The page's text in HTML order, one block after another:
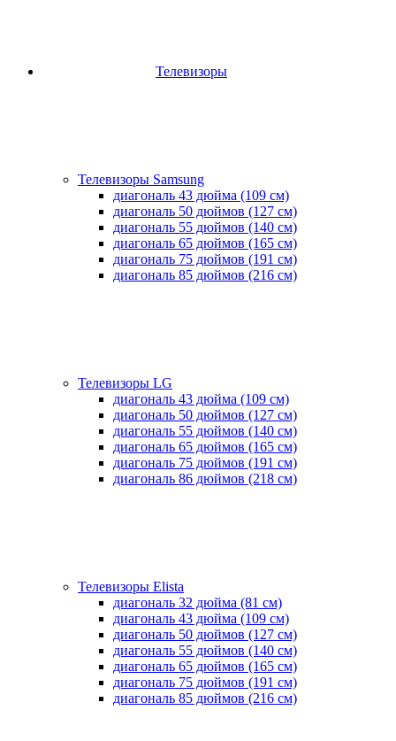
Телевизоры
Телевизоры Samsung
диагональ 43 дюйма (109 см)
диагональ 50 дюймов (127 см)
диагональ 55 дюймов (140 cм)
диагональ 65 дюймов (165 cм)
диагональ 75 дюймов (191 см)
диагональ 85 дюймов (216 см)
Телевизоры LG
диагональ 43 дюйма (109 см)
диагональ 50 дюймов (127 см)
диагональ 55 дюймов (140 cм)
диагональ 65 дюймов (165 cм)
диагональ 75 дюймов (191 см)
диагональ 86 дюймов (218 см)
Телевизоры Elista
диагональ 32 дюйма (81 см)
диагональ 43 дюйма (109 см)
диагональ 50 дюймов (127 см)
диагональ 55 дюймов (140 cм)
диагональ 65 дюймов (165 cм)
диагональ 75 дюймов (191 см)
диагональ 85 дюймов (216 см)